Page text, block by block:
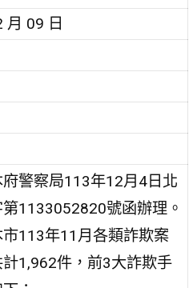
月 09 日
警察局113年12月4日北
1133052820號函辦理。
113年11月各類詐欺案
1,962件，前3大詐欺手